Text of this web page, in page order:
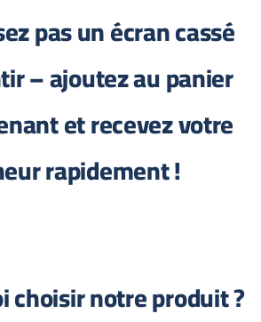
pas un écran cassé
– ajoutez au panier
et recevez votre
rapidement !
choisir notre produit ?